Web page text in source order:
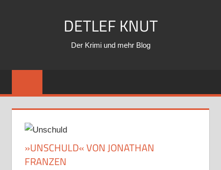
DETLEF KNUT
Der Krimi und mehr Blog
»UNSCHULD« VON JONATHAN
FRANZEN